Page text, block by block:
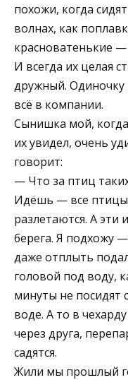
похожи, когда
волнах, как
красноватенькие
И всегда их целая
дружный.
всё в компании.
Сынишка мой,
их увидел, очень
говорит:
— Что за птиц
Идёшь — все птицы
разлетаются. А эти
берега. Я подхожу
даже отплыть
головой под воду,
минуты не посидят
воде. А то в
через друга,
садятся.
Жили мы прошлый